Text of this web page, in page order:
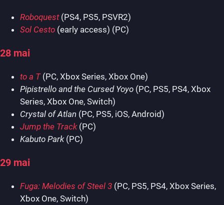
Roboquest(PS4, PS5, PSVR2)
Sol Cesto (early access) (PC)
28 mai
to a T(PC, Xbox Series, Xbox One)
Pipistrello and the Cursed Yoyo (PC, PS5, PS4, Xbox
Series, Xbox One, Switch)
Crystal of Atlan (PC, PS5, iOS, Android)
Jump the Track(PC)
Kabuto Park(PC)
29 mai
Fuga: Melodies of Steel 3 (PC, PS5, PS4, Xbox Series,
Xbox One, Switch)